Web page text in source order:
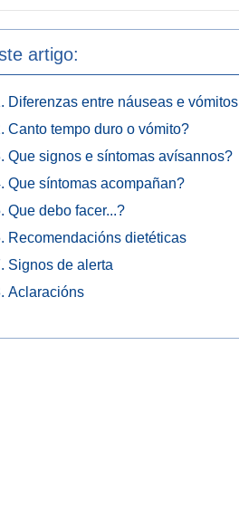
artigo:
Diferenzas entre náuseas e vómitos
Canto tempo duro o vómito?
Que signos e síntomas avísannos?
Que síntomas acompañan?
Que debo facer...?
Recomendacións dietéticas
Signos de alerta
Aclaracións